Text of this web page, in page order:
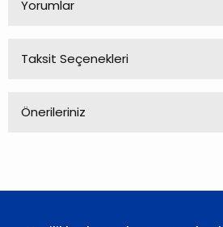
Yorumlar
Taksit Seçenekleri
Önerileriniz